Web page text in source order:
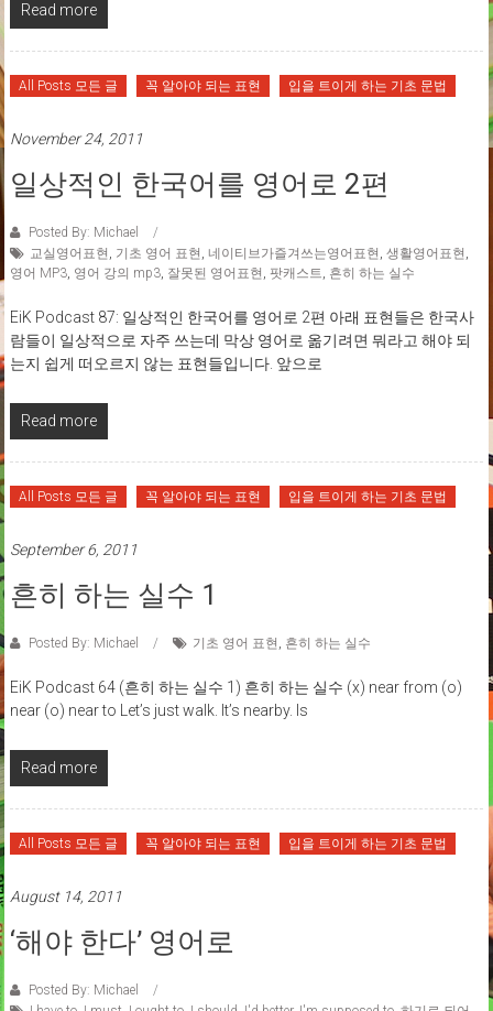
Read more
All Posts 모든 글 꼭 알아야 되는 표현 입을 트이게 하는 기초 문법
November 24, 2011
일상적인 한국어를 영어로 2편
Posted By: Michael
교실영어표현 , 기초 영어 표현 , 네이티브가즐겨쓰는영어표현 , 생활영어표현 ,
영어 MP3, 영어 강의 mp3, 잘못된 영어표현 , 팟캐스트, 흔히 하는 실수
EiK Podcast 87: 일상적인 한국어를 영어로 2편 아래 표현들은 한국사
람들이 일상적으로 자주 쓰는데 막상 영어로 옮기려면 뭐라고 해야 되
는지 쉽게 떠오르지 않는 표현들입니다. 앞으로
Read more
All Posts 모든 글 꼭 알아야 되는 표현 입을 트이게 하는 기초 문법
September 6, 2011
흔히 하는 실수 1
Posted By: Michael 기초 영어 표현 , 흔히 하는 실수
EiK Podcast 64 (흔히 하는 실수 1) 흔히 하는 실수 (x) near from (o)
near (o) near to Let’s just walk. It’s nearby. Is
Read more
All Posts 모든 글 꼭 알아야 되는 표현 입을 트이게 하는 기초 문법
August 14, 2011
‘해야 한다’ 영어로
Posted By: Michael